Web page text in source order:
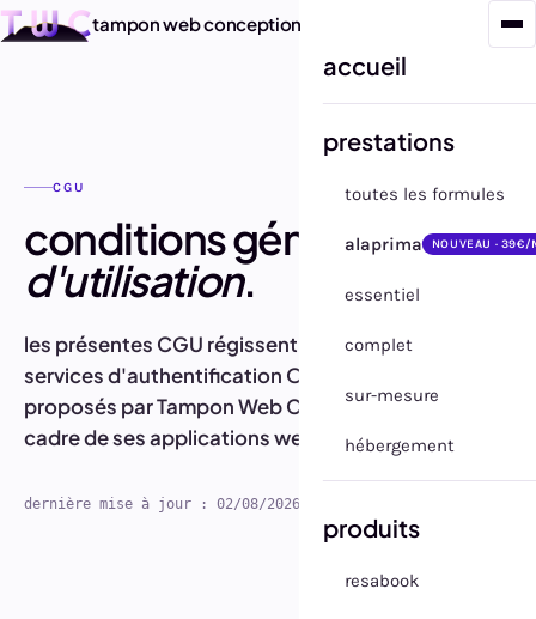
tampon web conception
accueil
prestations
toutes les formules
alaprima NOUVEAU · 39€/
essentiel
complet
sur-mesure
hébergement
produits
resabook
CGU
conditions générales
d'utilisation.
les présentes CGU régissent l'utilisation des
services d'authentification OAuth2 Google
proposés par Tampon Web Conception dans le
cadre de ses applications web.
dernière mise à jour : 02/08/2026